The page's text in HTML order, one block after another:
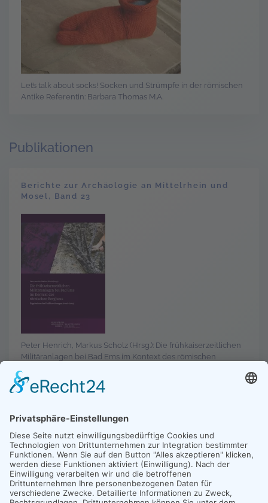
Let’s talk about socks! Socken und Strümpfe in der römischen
Antike Referentin: Barbara Thomas M.A.
Publikationen
Berichte zur Archäologie an Mittelrhein und
Mosel, Band 23
Peter Henrich, Markus Scholz (Hrsg.): Die frühkaiserzeitlichen
Militäranlagen bei Bad Ems im Kontext des römischen
Berichte zur Archäologie an Mitt…